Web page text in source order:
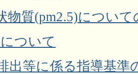
物質(pm2.5)につい
ついて
出等に係る指導基準